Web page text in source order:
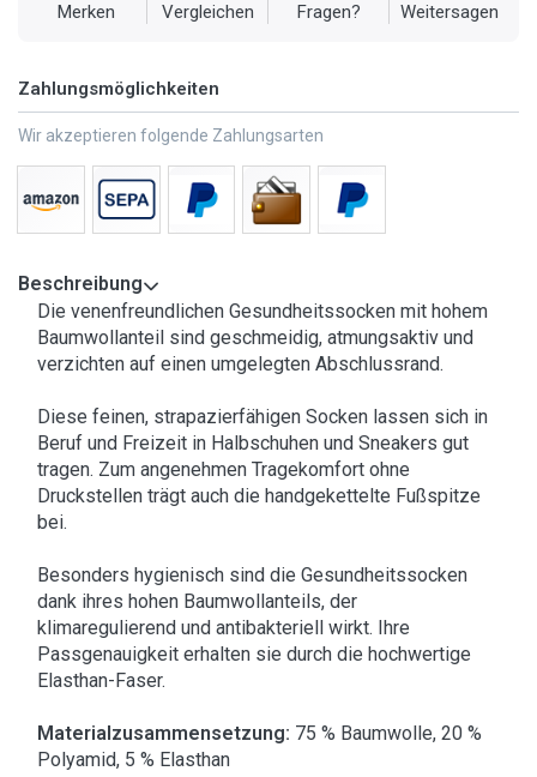
Merken Vergleichen Fragen? Weitersagen
Zahlungsmöglichkeiten
Wir akzeptieren folgende Zahlungsarten
Beschreibung
Die venenfreundlichen Gesundheitssocken mit hohem
Baumwollanteil sind geschmeidig, atmungsaktiv und
verzichten auf einen umgelegten Abschlussrand.
Diese feinen, strapazierfähigen Socken lassen sich in
Beruf und Freizeit in Halbschuhen und Sneakers gut
tragen. Zum angenehmen Tragekomfort ohne
Druckstellen trägt auch die handgekettelte Fußspitze
bei.
Besonders hygienisch sind die Gesundheitssocken
dank ihres hohen Baumwollanteils, der
klimaregulierend und antibakteriell wirkt. Ihre
Passgenauigkeit erhalten sie durch die hochwertige
Elasthan-Faser.
Materialzusammensetzung: 75 % Baumwolle, 20 %
Polyamid, 5 % Elasthan